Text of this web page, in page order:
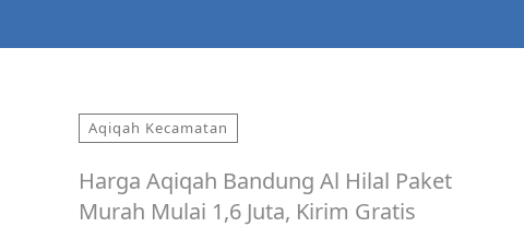
Aqiqah Kecamatan
Harga Aqiqah Bandung Al Hilal Paket
Murah Mulai 1,6 Juta, Kirim Gratis